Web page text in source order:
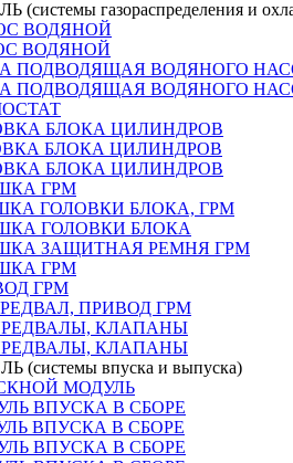
(системы газораспределения и
ВОДЯНОЙ
ВОДЯНОЙ
ПОДВОДЯЩАЯ ВОДЯНОГО
ПОДВОДЯЩАЯ ВОДЯНОГО
БЛОКА ЦИЛИНДРОВ
БЛОКА ЦИЛИНДРОВ
БЛОКА ЦИЛИНДРОВ
ГРМ
ГОЛОВКИ БЛОКА, ГРМ
ГОЛОВКИ БЛОКА
ЗАЩИТНАЯ РЕМНЯ ГРМ
ГРМ
ГРМ
ПРИВОД ГРМ
КЛАПАНЫ
КЛАПАНЫ
(системы впуска и выпуска)
МОДУЛЬ
ВПУСКА В СБОРЕ
ВПУСКА В СБОРЕ
ВПУСКА В СБОРЕ